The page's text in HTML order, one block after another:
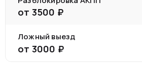
от 3500 ₽
Ложный выезд
от 3000 ₽